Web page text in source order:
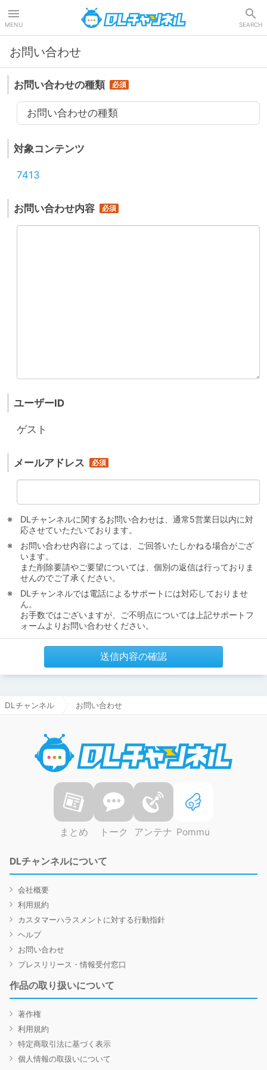
MENU SEARCH
お問い合わせ
お問い合わせの種類
お問い合わせの種類
対象コンテンツ
7413
お問い合わせ内容
ユーザーID
ゲスト
メールアドレス
DLチャンネルに関するお問い合わせは、通常5営業日以内に対
応させていただいております。
お問い合わせ内容によっては、ご回答いたしかねる場合がござ
います。
また削除要請やご要望については、個別の返信は行っておりま
せんのでご了承ください。
DLチャンネルでは電話によるサポートには対応しておりませ
ん。
お手数ではございますが、ご不明点については上記サポートフ
ォームよりお問い合わせください。
送信内容の確認
DLチャンネル お問い合わせ
まとめ トーク アンテナ Pommu
DLチャンネルについて
会社概要
利用規約
カスタマーハラスメントに対する行動指針
ヘルプ
お問い合わせ
プレスリリース・情報受付窓口
作品の取り扱いについて
著作権
利用規約
特定商取引法に基づく表示
個人情報の取扱いについて